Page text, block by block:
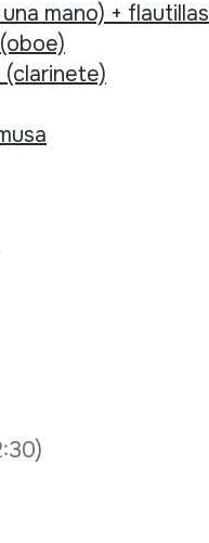
mano) + flautillas
(clarinete)